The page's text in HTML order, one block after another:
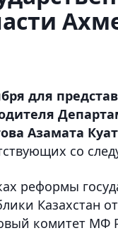
для
Азамата
со
реформы
Казахстан
комитет МФ